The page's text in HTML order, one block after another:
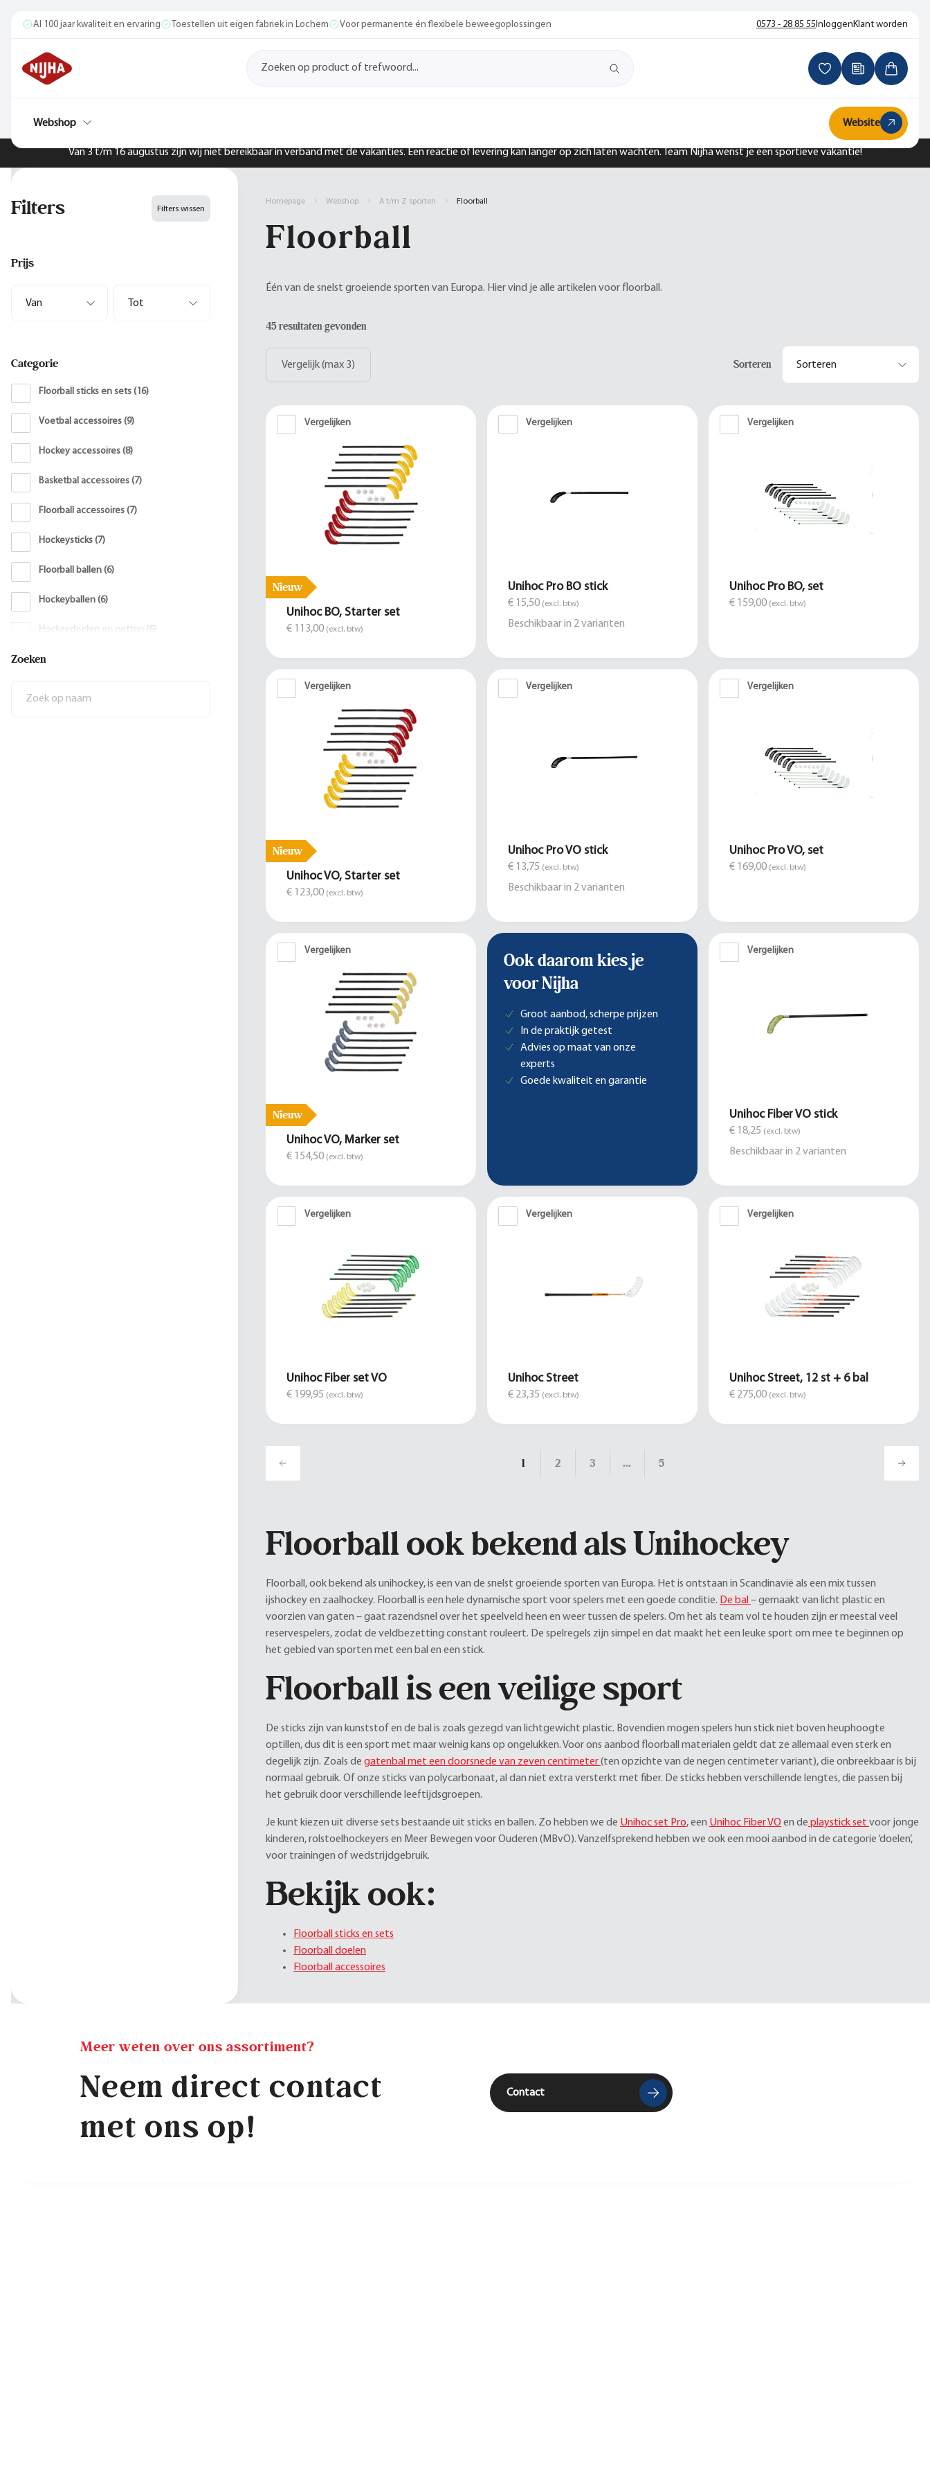
Van 3 t/m 16 augustus zijn wij niet bereikbaar in verband met de vakanties. Een reactie of levering kan langer op zich laten wachten. Team Nijha wenst je een sportieve vakantie!
Al 100 jaar kwaliteit en ervaring Toestellen uit eigen fabriek in Lochem Voor permanente én flexibele beweegoplossingen 0573 - 28 85 55InloggenKlant worden
Webshop Website
Filters Filters wissen
Prijs
Categorie
Floorball sticks en sets (16)
Voetbal accessoires (9)
Hockey accessoires (8)
Basketbal accessoires (7)
Floorball accessoires (7)
Hockeysticks (7)
Floorball ballen (6)
Hockeyballen (6)
Hockeydoelen en netten ( 6 )
Korfbal accessoires
Zoeken
Homepage Webshop A t/m Z sporten Floorball
Floorball
Één van de snelst groeiende sporten van Europa. Hier vind je alle artikelen voor floorball.
45 resultaten gevonden
Vergelijk (max 3) Sorteren
Vergelijken
Nieuw
Unihoc BO, Starter set
€ 113,00 (excl. btw)
Vergelijken
Unihoc Pro BO stick
€ 15,50 (excl. btw)
Beschikbaar in 2varianten
Vergelijken
Unihoc Pro BO, set
€ 159,00 (excl. btw)
Vergelijken
Nieuw
Unihoc VO, Starter set
€ 123,00 (excl. btw)
Vergelijken
Unihoc Pro VO stick
€ 13,75 (excl. btw)
Beschikbaar in 2varianten
Vergelijken
Unihoc Pro VO, set
€ 169,00 (excl. btw)
Vergelijken
Nieuw
Unihoc VO, Marker set
€ 154,50 (excl. btw)
Ook daarom kies je
voor Nijha
Groot aanbod, scherpe prijzen
In de praktijk getest
Advies op maat van onze
experts
Goede kwaliteit en garantie
Vergelijken
Unihoc Fiber VO stick
€ 18,25 (excl. btw)
Beschikbaar in 2varianten
Vergelijken
Unihoc Fiber set VO
€ 199,95 (excl. btw)
Vergelijken
Unihoc Street
€ 23,35 (excl. btw)
Vergelijken
Unihoc Street, 12 st + 6 bal
€ 275,00 (excl. btw)
1 2 3 ... 5
Floorball ook bekend als Unihockey
Floorball, ook bekend als unihockey, is een van de snelst groeiende sporten van Europa. Het is ontstaan in Scandinavië als een mix tussen
ijshockey en zaalhockey. Floorball is een hele dynamische sport voor spelers met een goede conditie. De bal – gemaakt van licht plastic en
voorzien van gaten – gaat razendsnel over het speelveld heen en weer tussen de spelers. Om het als team vol te houden zijn er meestal veel
reservespelers, zodat de veldbezetting constant rouleert. De spelregels zijn simpel en dat maakt het een leuke sport om mee te beginnen op
het gebied van sporten met een bal en een stick.
Floorball is een veilige sport
De sticks zijn van kunststof en de bal is zoals gezegd van lichtgewicht plastic. Bovendien mogen spelers hun stick niet boven heuphoogte
optillen, dus dit is een sport met maar weinig kans op ongelukken. Voor ons aanbod floorball materialen geldt dat ze allemaal even sterk en
degelijk zijn. Zoals de gatenbal met een doorsnede van zeven centimeter(ten opzichte van de negen centimeter variant), die onbreekbaar is bij
normaal gebruik. Of onze sticks van polycarbonaat, al dan niet extra versterkt met fiber. De sticks hebben verschillende lengtes, die passen bij
het gebruik door verschillende leeftijdsgroepen.
Je kunt kiezen uit diverse sets bestaande uit sticks en ballen. Zo hebben we de Unihoc set Pro, een Unihoc Fiber VO en de playstick set voor jonge
kinderen, rolstoelhockeyers en Meer Bewegen voor Ouderen (MBvO). Vanzelfsprekend hebben we ook een mooi aanbod in de categorie ‘doelen’,
voor trainingen of wedstrijdgebruik.
Bekijk ook:
Floorball sticks en sets
Floorball doelen
Floorball accessoires
Meer weten over ons assortiment?
Neem direct contact
met ons op!
Contact